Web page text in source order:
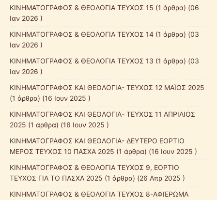
ΚΙΝΗΜΑΤΟΓΡΑΦΟΣ & ΘΕΟΛΟΓΙΑ ΤΕΥΧΟΣ 15 (1 άρθρα) (06
Ιαν 2026 )
ΚΙΝΗΜΑΤΟΓΡΑΦΟΣ & ΘΕΟΛΟΓΙΑ ΤΕΥΧΟΣ 14 (1 άρθρα) (03
Ιαν 2026 )
ΚΙΝΗΜΑΤΟΓΡΑΦΟΣ & ΘΕΟΛΟΓΙΑ ΤΕΥΧΟΣ 13 (1 άρθρα) (03
Ιαν 2026 )
ΚΙΝΗΜΑΤΟΓΡΑΦΟΣ ΚΑΙ ΘΕΟΛΟΓΙΑ- ΤΕΥΧΟΣ 12 ΜΑΪΟΣ 2025
(1 άρθρα) (16 Ιουν 2025 )
ΚΙΝΗΜΑΤΟΓΡΑΦΟΣ ΚΑΙ ΘΕΟΛΟΓΙΑ- ΤΕΥΧΟΣ 11 ΑΠΡΙΛΙΟΣ
2025 (1 άρθρα) (16 Ιουν 2025 )
ΚΙΝΗΜΑΤΟΓΡΑΦΟΣ ΚΑΙ ΘΕΟΛΟΓΙΑ- ΔΕΥΤΕΡΟ ΕΟΡΤΙΟ
ΜΕΡΟΣ ΤΕΥΧΟΣ 10 ΠΑΣΧΑ 2025 (1 άρθρα) (16 Ιουν 2025 )
ΚΙΝΗΜΑΤΟΓΡΑΦΟΣ & ΘΕΟΛΟΓΙΑ ΤΕΥΧΟΣ 9, ΕΟΡΤΙΟ
ΤΕΥΧΟΣ ΓΙΑ ΤΟ ΠΑΣΧΑ 2025 (1 άρθρα) (26 Απρ 2025 )
ΚΙΝΗΜΑΤΟΓΡΑΦΟΣ & ΘΕΟΛΟΓΙΑ ΤΕΥΧΟΣ 8-ΑΦΙΕΡΩΜΑ